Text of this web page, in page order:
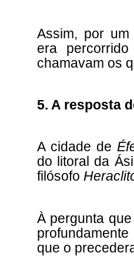
Assim, por
era
chamavam os
5. A resposta
A cidade de
do litoral da
filósofo
À pergunta
que o